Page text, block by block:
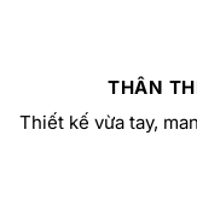
THÂN
Thiết kế vừa tay,